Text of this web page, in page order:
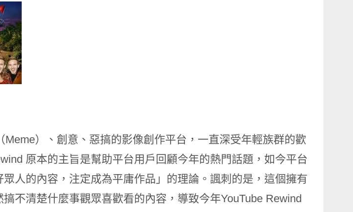
Meme）、創意、惡搞的影像創作平台，一直深受年輕族群的歡
原本的主旨是幫助平台用戶回顧今年的熱門話題，如今平台
人的內容，注定成為平庸作品」的理論。諷刺的是，這個擁有
不清楚什麼事觀眾喜歡看的內容，導致今年YouTube Rewind